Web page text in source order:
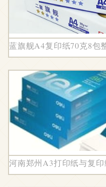
蓝旗舰A4复印纸70克8包
河南郑州A3打印纸与复